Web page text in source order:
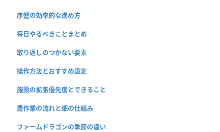
序盤の効率的な進め方
毎日やるべきことまとめ
取り返しのつかない要素
操作方法とおすすめ設定
施設の拡張優先度とできること
農作業の流れと畑の仕組み
ファームドラゴンの季節の違い